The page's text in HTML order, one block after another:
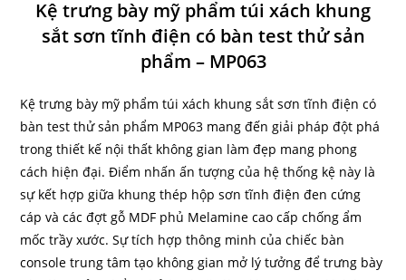
Kệ trưng bày mỹ phẩm túi xách khung
sắt sơn tĩnh điện có bàn test thử sản
phẩm – MP063
Kệ trưng bày mỹ phẩm túi xách khung sắt sơn tĩnh điện có
bàn test thử sản phẩm MP063 mang đến giải pháp đột phá
trong thiết kế nội thất không gian làm đẹp mang phong
cách hiện đại. Điểm nhấn ấn tượng của hệ thống kệ này là
sự kết hợp giữa khung thép hộp sơn tĩnh điện đen cứng
cáp và các đợt gỗ MDF phủ Melamine cao cấp chống ẩm
mốc trầy xước. Sự tích hợp thông minh của chiếc bàn
console trung tâm tạo không gian mở lý tưởng để trưng bày